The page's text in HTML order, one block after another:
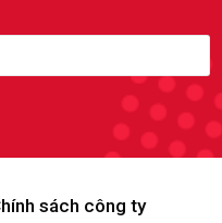
sách công ty